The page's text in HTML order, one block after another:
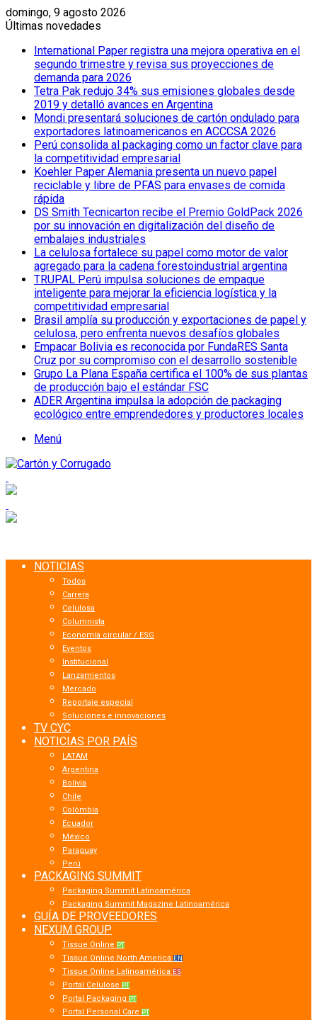
domingo, 9 agosto 2026
Últimas novedades
International Paper registra una mejora operativa en el
segundo trimestre y revisa sus proyecciones de
demanda para 2026
Tetra Pak redujo 34% sus emisiones globales desde
2019 y detalló avances en Argentina
Mondi presentará soluciones de cartón ondulado para
exportadores latinoamericanos en ACCCSA 2026
Perú consolida al packaging como un factor clave para
la competitividad empresarial
Koehler Paper Alemania presenta un nuevo papel
reciclable y libre de PFAS para envases de comida
rápida
DS Smith Tecnicarton recibe el Premio GoldPack 2026
por su innovación en digitalización del diseño de
embalajes industriales
La celulosa fortalece su papel como motor de valor
agregado para la cadena forestoindustrial argentina
TRUPAL Perú impulsa soluciones de empaque
inteligente para mejorar la eficiencia logística y la
competitividad empresarial
Brasil amplía su producción y exportaciones de papel y
celulosa, pero enfrenta nuevos desafíos globales
Empacar Bolivia es reconocida por FundaRES Santa
Cruz por su compromiso con el desarrollo sostenible
Grupo La Plana España certifica el 100% de sus plantas
de producción bajo el estándar FSC
ADER Argentina impulsa la adopción de packaging
ecológico entre emprendedores y productores locales
Menú
NOTICIAS
Todos
Carrera
Celulosa
Columnista
Economía circular / ESG
Eventos
Institucional
Lanzamientos
Mercado
Reportaje especial
Soluciones e innovaciones
TV CYC
NOTICIAS POR PAÍS
LATAM
Argentina
Bolivia
Chile
Colômbia
Ecuador
México
Paraguay
Perú
PACKAGING SUMMIT
Packaging Summit Latinoamérica
Packaging Summit Magazine Latinoamérica
GUÍA DE PROVEEDORES
NEXUM GROUP
Tissue Online PT
Tissue Online North America EN
Tissue Online Latinoamérica ES
Portal Celulose PT
Portal Packaging PT
Portal Personal Care PT